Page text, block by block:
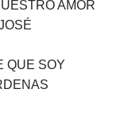
AMOR
QUE SOY